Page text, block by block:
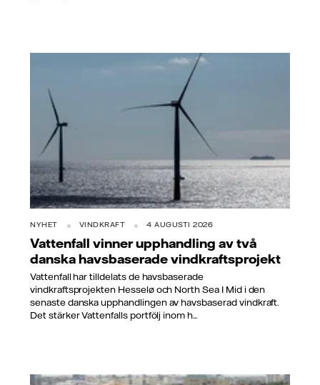
NYHET VINDKRAFT 4 AUGUSTI 2026
Vattenfall vinner upphandling av två
danska havsbaserade vindkraftsprojekt
Vattenfall har tilldelats de havsbaserade
vindkraftsprojekten Hesselø och North Sea I Mid i den
senaste danska upphandlingen av havsbaserad vindkraft.
Det stärker Vattenfalls portfölj inom h...